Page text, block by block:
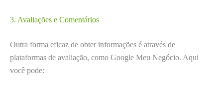
3. Avaliações e Comentários
Outra forma eficaz de obter informações é através de
plataformas de avaliação, como Google Meu Negócio. Aqui
você pode: